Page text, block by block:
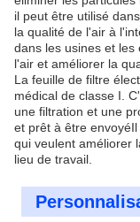
il peut être utilisé
la qualité de l'air à
dans les usines et
l'air et améliorer la
La feuille de filtre
médical de classe I.
une filtration et une
et prêt à être
qui veulent améliorer
lieu de travail.